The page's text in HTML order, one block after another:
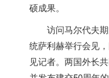
硕成果。
访问马尔代夫期
统萨利赫举行会见
见记者。两国外长